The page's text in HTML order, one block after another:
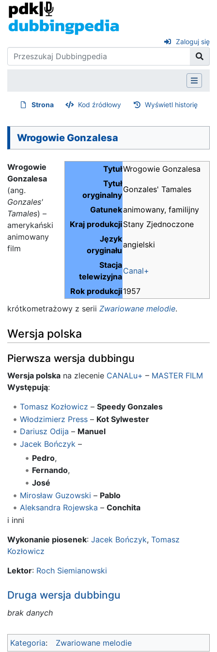
Zaloguj się
Strona Kod źródłowy Wyświetl historię
Wrogowie Gonzalesa
TytułWrogowie Gonzalesa
Tytuł
oryginalny
Gonzales' Tamales
Gatunekanimowany, familijny
Kraj produkcjiStany Zjednoczone
Język
oryginału
angielski
Stacja
telewizyjna
Canal+
Rok produkcji1957
Wrogowie
Gonzalesa
(ang.
Gonzales'
Tamales) –
amerykański
animowany
film
krótkometrażowy z serii Zwariowane melodie.
Wersja polska
Pierwsza wersja dubbingu
Wersja polska na zlecenie CANALu+ – MASTER FILM
Występują:
Tomasz Kozłowicz – Speedy Gonzales
Włodzimierz Press– Kot Sylwester
Dariusz Odija – Manuel
Jacek Bończyk –
Pedro,
Fernando,
José
Mirosław Guzowski – Pablo
Aleksandra Rojewska – Conchita
i inni
Wykonanie piosenek: Jacek Bończyk, Tomasz
Kozłowicz
Lektor: Roch Siemianowski
Druga wersja dubbingu
brak danych
Kategoria: Zwariowane melodie